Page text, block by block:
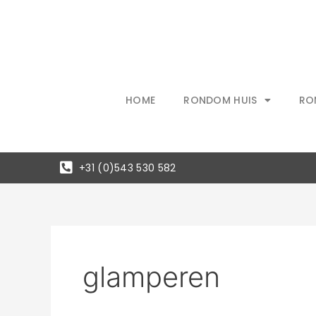
HOME RONDOM HUIS
+31 (0)543 530 582
glamperen